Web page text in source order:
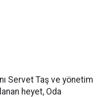
Servet Taş ve yönetim
heyet, Oda